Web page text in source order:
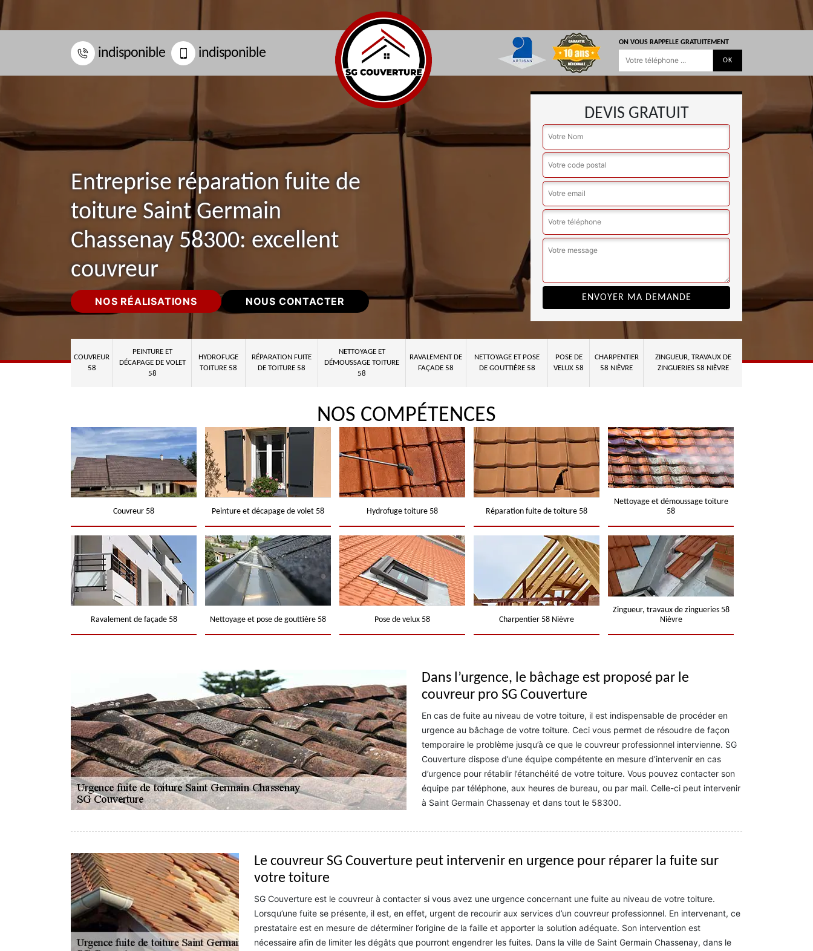
indisponible indisponible
ON VOUS RAPPELLE GRATUITEMENT
Entreprise réparation fuite de
toiture Saint Germain
Chassenay 58300: excellent
couvreur
NOS RÉALISATIONS NOUS CONTACTER
DEVIS GRATUIT
COUVREUR
58
PEINTURE ET
DÉCAPAGE DE VOLET
58
HYDROFUGE
TOITURE 58
RÉPARATION FUITE
DE TOITURE 58
NETTOYAGE ET
DÉMOUSSAGE TOITURE
58
RAVALEMENT DE
FAÇADE 58
NETTOYAGE ET POSE
DE GOUTTIÈRE 58
POSE DE
VELUX 58
CHARPENTIER
58 NIÈVRE
ZINGUEUR, TRAVAUX DE
ZINGUERIES 58 NIÈVRE
NOS COMPÉTENCES
Couvreur 58 Peinture et décapage de volet 58 Hydrofuge toiture 58 Réparation fuite de toiture 58
Nettoyage et démoussage toiture
58
Ravalement de façade 58 Nettoyage et pose de gouttière 58 Pose de velux 58 Charpentier 58 Nièvre
Zingueur, travaux de zingueries 58
Nièvre
Dans l’urgence, le bâchage est proposé par le
couvreur pro SG Couverture
En cas de fuite au niveau de votre toiture, il est indispensable de procéder en
urgence au bâchage de votre toiture. Ceci vous permet de résoudre de façon
temporaire le problème jusqu’à ce que le couvreur professionnel intervienne. SG
Couverture dispose d’une équipe compétente en mesure d’intervenir en cas
d’urgence pour rétablir l’étanchéité de votre toiture. Vous pouvez contacter son
équipe par téléphone, aux heures de bureau, ou par mail. Celle-ci peut intervenir
à Saint Germain Chassenay et dans tout le 58300.
Le couvreur SG Couverture peut intervenir en urgence pour réparer la fuite sur
votre toiture
SG Couverture est le couvreur à contacter si vous avez une urgence concernant une fuite au niveau de votre toiture.
Lorsqu’une fuite se présente, il est, en effet, urgent de recourir aux services d’un couvreur professionnel. En intervenant, ce
prestataire est en mesure de déterminer l’origine de la faille et apporter la solution adéquate. Son intervention est
nécessaire afin de limiter les dégâts que pourront engendrer les fuites. Dans la ville de Saint Germain Chassenay, dans le